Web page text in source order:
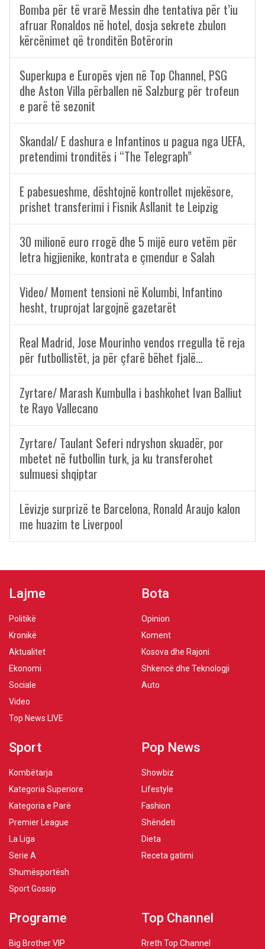
Bomba për të vrarë Messin dhe tentativa për t’iu
afruar Ronaldos në hotel, dosja sekrete zbulon
kërcënimet që tronditën Botërorin
Superkupa e Europës vjen në Top Channel, PSG
dhe Aston Villa përballen në Salzburg për trofeun
e parë të sezonit
Skandal/ E dashura e Infantinos u pagua nga UEFA,
pretendimi tronditës i “The Telegraph”
E pabesueshme, dështojnë kontrollet mjekësore,
prishet transferimi i Fisnik Asllanit te Leipzig
30 milionë euro rrogë dhe 5 mijë euro vetëm për
letra higjienike, kontrata e çmendur e Salah
Video/ Moment tensioni në Kolumbi, Infantino
hesht, truprojat largojnë gazetarët
Real Madrid, Jose Mourinho vendos rregulla të reja
për futbollistët, ja për çfarë bëhet fjalë…
Zyrtare/ Marash Kumbulla i bashkohet Ivan Balliut
te Rayo Vallecano
Zyrtare/ Taulant Seferi ndryshon skuadër, por
mbetet në futbollin turk, ja ku transferohet
sulmuesi shqiptar
Lëvizje surprizë te Barcelona, Ronald Araujo kalon
me huazim te Liverpool
Lajme
Politikë
Kronikë
Aktualitet
Ekonomi
Sociale
Video
Top News LIVE
Bota
Opinion
Koment
Kosova dhe Rajoni
Shkencë dhe Teknologji
Auto
Sport
Kombëtarja
Kategoria Superiore
Kategoria e Parë
Premier League
La Liga
Serie A
Shumësportësh
Sport Gossip
Pop News
Showbiz
Lifestyle
Fashion
Shëndeti
Dieta
Receta gatimi
Programe
Big Brother VIP
Top Channel
Rreth Top Channel